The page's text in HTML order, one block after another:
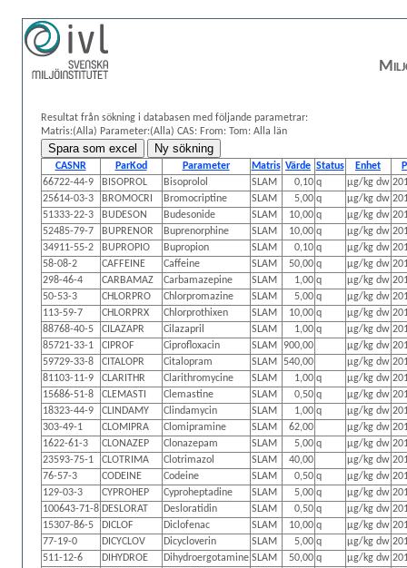
Resultat från sökning i databasen med följande parametrar:
Matris:(Alla) Parameter:(Alla) CAS: From: Tom: Alla län
CASNR ParKod Parameter Matris Värde Status Enhet
66722-44-9
BISOPROL Bisoprolol SLAM 0,10 q µg/kg dw
25614-03-3
BROMOCRI Bromocriptine SLAM 5,00 q µg/kg dw
51333-22-3
BUDESON Budesonide SLAM 10,00 q µg/kg dw
52485-79-7
BUPRENOR Buprenorphine SLAM 10,00 q µg/kg dw
34911-55-2
BUPROPIO Bupropion SLAM 0,10 q µg/kg dw
58-08-2
CAFFEINE Caffeine SLAM 50,00 q µg/kg dw
298-46-4
CARBAMAZ Carbamazepine SLAM 1,00 q µg/kg dw
50-53-3
CHLORPRO Chlorpromazine SLAM 5,00 q µg/kg dw
113-59-7
CHLORPRX Chlorprothixen SLAM 10,00 q µg/kg dw
88768-40-5
CILAZAPR Cilazapril SLAM 1,00 q µg/kg dw
85721-33-1
CIPROF Ciprofloxacin SLAM 900,00 µg/kg dw
59729-33-8
CITALOPR Citalopram SLAM 540,00 µg/kg dw
81103-11-9
CLARITHR Clarithromycine SLAM 1,00 q µg/kg dw
15686-51-8
CLEMASTI Clemastine SLAM 0,50 q µg/kg dw
18323-44-9
CLINDAMY Clindamycin SLAM 1,00 q µg/kg dw
303-49-1
CLOMIPRA Clomipramine SLAM 62,00 µg/kg dw
1622-61-3
CLONAZEP Clonazepam SLAM 5,00 q µg/kg dw
23593-75-1
CLOTRIMA Clotrimazol SLAM 40,00 µg/kg dw
76-57-3
CODEINE Codeine SLAM 0,50 q µg/kg dw
129-03-3
CYPROHEP Cyproheptadine SLAM 5,00 q µg/kg dw
100643-71-8 DESLORAT Desloratidin SLAM 0,50 q µg/kg dw
15307-86-5
DICLOF Diclofenac SLAM 10,00 q µg/kg dw
77-19-0
DICYCLOV Dicycloverin SLAM 5,00 q µg/kg dw
511-12-6
DIHYDROE Dihydroergotamine SLAM 50,00 q µg/kg dw